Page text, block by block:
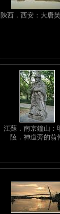
陝西．西安：大唐
江蘇．南京鐘山：
陵．神道旁的翁